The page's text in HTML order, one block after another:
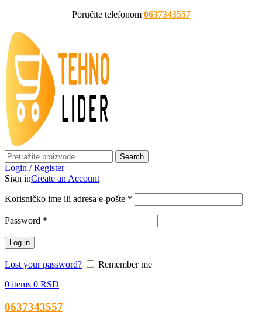
Poručite telefonom 0637343557
Search
Login / Register
Sign inCreate an Account
Korisničko ime ili adresa e-pošte *
Password *
Log in
Lost your password?
Remember me
0 items 0 RSD
0637343557